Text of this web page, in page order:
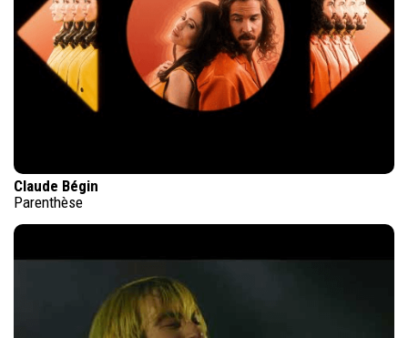
Claude Bégin
Parenthèse